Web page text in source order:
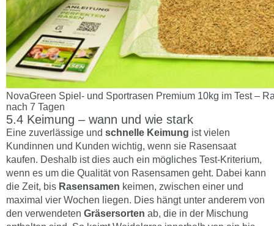
NovaGreen Spiel- und Sportrasen Premium 10kg im Test –
nach 7 Tagen
Keimung – wann und wie stark
Eine zuverlässige und schnelle Keimung ist vielen
Kundinnen und Kunden wichtig, wenn sie Rasensaat
kaufen. Deshalb ist dies auch ein mögliches Test-Kriterium,
wenn es um die Qualität von Rasensamen geht. Dabei kann
die Zeit, bis Rasensamen keimen, zwischen einer und
maximal vier Wochen liegen. Dies hängt unter anderem von
den verwendeten Gräsersorten ab, die in der Mischung